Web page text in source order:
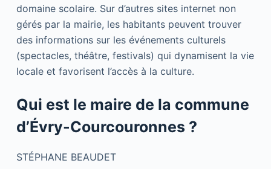
domaine scolaire. Sur d’autres sites internet non
gérés par la mairie, les habitants peuvent trouver
des informations sur les événements culturels
(spectacles, théâtre, festivals) qui dynamisent la vie
locale et favorisent l’accès à la culture.
Qui est le maire de la commune
d’Évry-Courcouronnes ?
STÉPHANE BEAUDET